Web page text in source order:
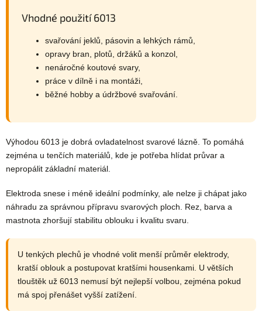
Vhodné použití 6013
svařování jeklů, pásovin a lehkých rámů,
opravy bran, plotů, držáků a konzol,
nenáročné koutové svary,
práce v dílně i na montáži,
běžné hobby a údržbové svařování.
Výhodou 6013 je dobrá ovladatelnost svarové lázně. To pomáhá
zejména u tenčích materiálů, kde je potřeba hlídat průvar a
nepropálit základní materiál.
Elektroda snese i méně ideální podmínky, ale nelze ji chápat jako
náhradu za správnou přípravu svarových ploch. Rez, barva a
mastnota zhoršují stabilitu oblouku i kvalitu svaru.
U tenkých plechů je vhodné volit menší průměr elektrody,
kratší oblouk a postupovat kratšími housenkami. U větších
tlouštěk už 6013 nemusí být nejlepší volbou, zejména pokud
má spoj přenášet vyšší zatížení.